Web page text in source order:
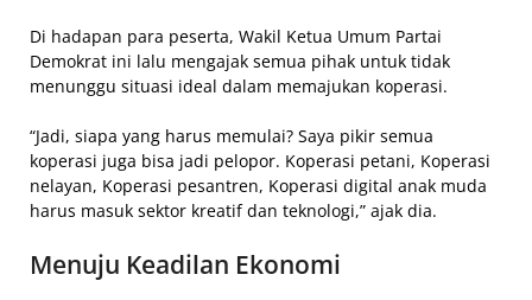
Di hadapan para peserta, Wakil Ketua Umum Partai
Demokrat ini lalu mengajak semua pihak untuk tidak
menunggu situasi ideal dalam memajukan koperasi.
“Jadi, siapa yang harus memulai? Saya pikir semua
koperasi juga bisa jadi pelopor. Koperasi petani, Koperasi
nelayan, Koperasi pesantren, Koperasi digital anak muda
harus masuk sektor kreatif dan teknologi,” ajak dia.
Menuju Keadilan Ekonomi